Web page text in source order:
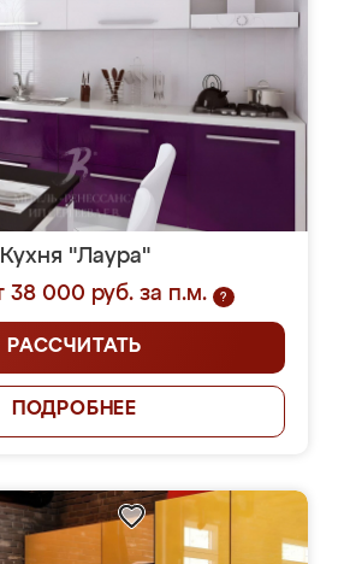
Кухня "Лаура"
38 000 руб. за п.м.
?
РАССЧИТАТЬ
ПОДРОБНЕЕ